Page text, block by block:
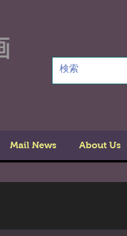
Mail News About Us